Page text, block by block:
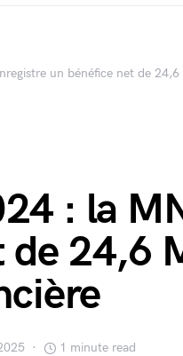
un bénéfice net de
: la
de 24,6
1 minute read